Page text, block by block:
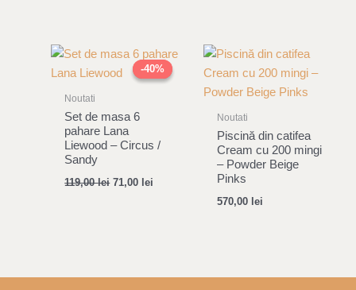
-40%
-40%
Noutati
Set de masa 6
pahare Lana
Liewood – Circus /
Sandy
119,00lei
Original
price
was:
71,00 lei
Current
price
is:
Noutati
Piscină din catifea
Cream cu 200 mingi
– Powder Beige
Pinks
570,00 lei